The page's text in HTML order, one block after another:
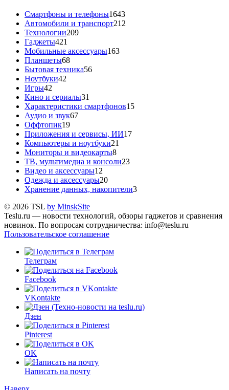
Смартфоны и телефоны1643
Автомобили и транспорт212
Технологии209
Гаджеты421
Мобильные аксессуары163
Планшеты68
Бытовая техника56
Ноутбуки42
Игры42
Кино и сериалы31
Характеристики смартфонов15
Аудио и звук67
Оффтопик19
Приложения и сервисы, ИИ17
Компьютеры и ноутбуки21
Мониторы и видеокарты8
ТВ, мультимедиа и консоли23
Видео и аксессуары12
Одежда и аксессуары20
Хранение данных, накопители3
© 2026 TSL by MinskSite
Teslu.ru — новости технологий, обзоры гаджетов и сравнения
новинок. По вопросам сотрудничества: info@teslu.ru
Пользовательское соглашение
Телеграм
Facebook
VKontakte
Дзен
Pinterest
OK
Написать на почту